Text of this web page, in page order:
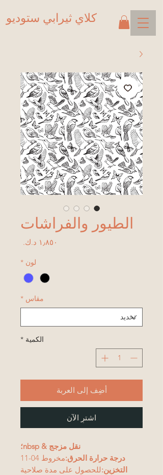
كلاي ثيرابي ستوديو
الطيور والفراشات
لون *
مقاس *
الكمية *
أضِف إلى العربة
اشترِ الآن
نقل مزجج & nbsp؛
درجة حرارة الحرق:مخروط 04-11
التخزين:للحصول على مدة صلاحية